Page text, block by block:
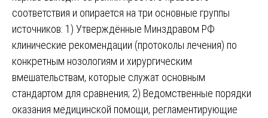
соответствия и опирается на три основные группы
источников: 1) Утверждённые Минздравом РФ
клинические рекомендации (протоколы лечения) по
конкретным нозологиям и хирургическим
вмешательствам, которые служат основным
стандартом для сравнения; 2) Ведомственные порядки
оказания медицинской помощи, регламентирующие